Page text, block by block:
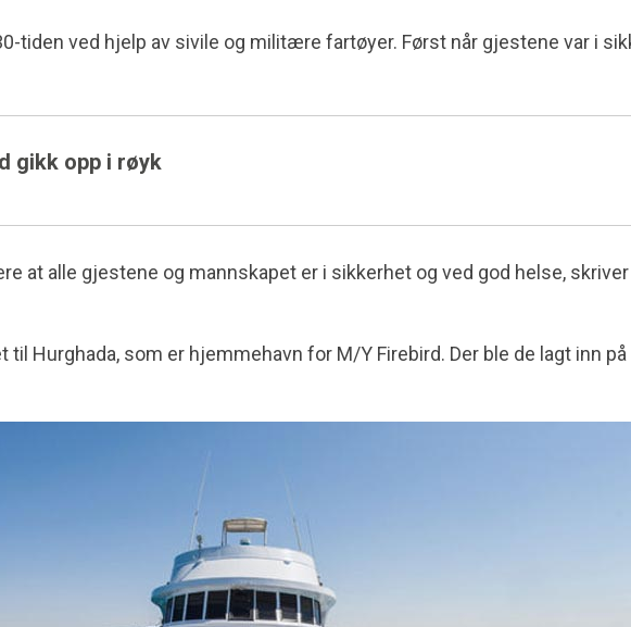
tiden ved hjelp av sivile og militære fartøyer. Først når gjestene var i
gikk opp i røyk
at alle gjestene og mannskapet er i sikkerhet og ved god helse, skriver
til Hurghada, som er hjemmehavn for M/Y Firebird. Der ble de lagt inn